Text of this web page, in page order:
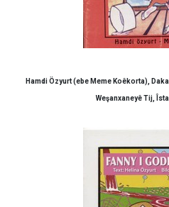
Hamdi Özyurt (ebe Meme Koêkorta),
Weşanxaneyê Tij,